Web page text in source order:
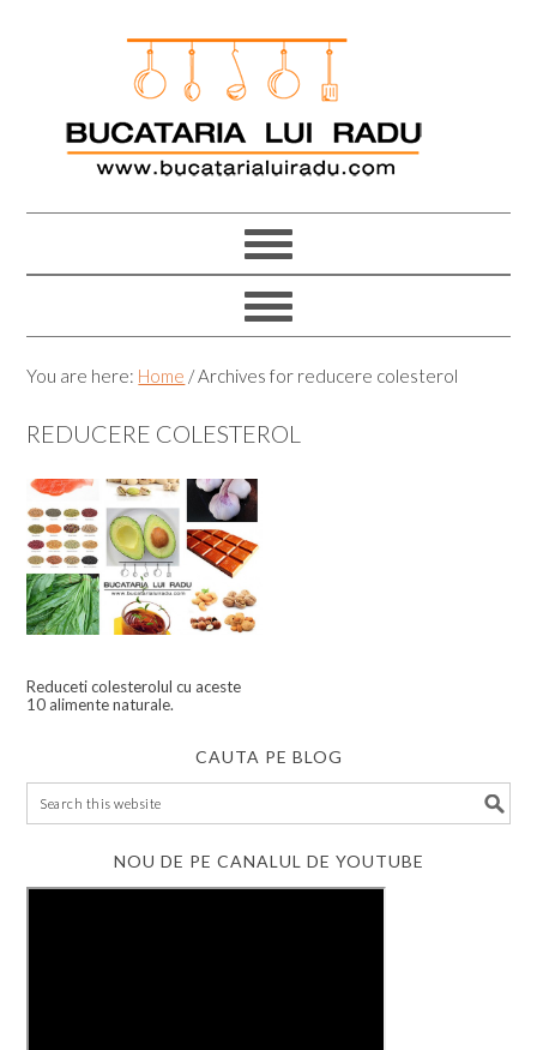
You are here: Home /Archives for reducere colesterol
REDUCERE COLESTEROL
Reduceti colesterolul cu aceste
10 alimente naturale.
CAUTA PE BLOG
NOU DE PE CANALUL DE YOUTUBE